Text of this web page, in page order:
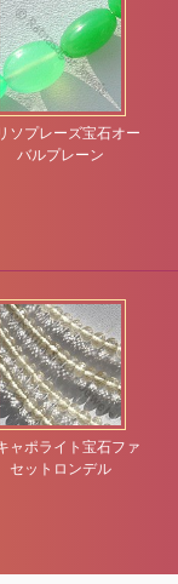
ソプレーズ宝石オー
バルプレーン
ャポライト宝石ファ
セットロンデル